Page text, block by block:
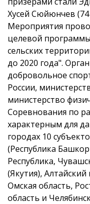
Хусей Сюйюнчев (74
Мероприятия
целевой
сельских
до 2020 года".
добровольное
России,
министерство
Соревнования по
характерным для
городах 10
(Республика
Республика,
(Якутия),
Омская область,
область и